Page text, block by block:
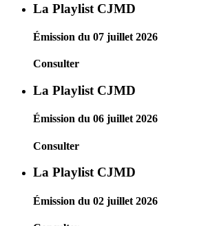
La Playlist CJMD
Émission du 07 juillet 2026
Consulter
La Playlist CJMD
Émission du 06 juillet 2026
Consulter
La Playlist CJMD
Émission du 02 juillet 2026